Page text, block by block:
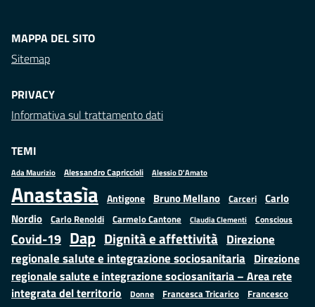
MAPPA DEL SITO
Sitemap
PRIVACY
Informativa sul trattamento dati
TEMI
Ada Maurizio Alessandro Capriccioli Alessio D'Amato
Anastasìa Antigone Bruno Mellano Carceri
Carlo
Nordio Carlo Renoldi Carmelo Cantone Claudia Clementi Conscious
Covid-19 Dap Dignità e affettività Direzione
regionale salute e integrazione sociosanitaria Direzione
regionale salute e integrazione sociosanitaria – Area rete
integrata del territorio
Donne Francesca Tricarico
Francesco